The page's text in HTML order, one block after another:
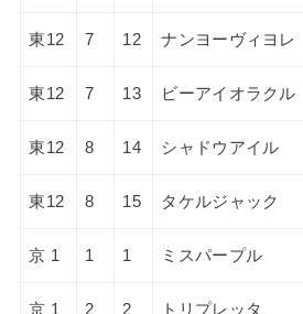
東12 7 12 ナンヨーヴィヨレ
東12 7 13 ビーアイオラクル
東12 8 14 シャドウアイル
東12 8 15 タケルジャック
京 1 1 1 ミスパープル
京 1 2 2 トリプレッタ